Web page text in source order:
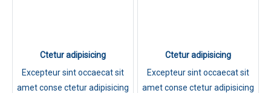
Ctetur adipisicing
Excepteur sint occaecat sit
amet conse ctetur adipisicing
Ctetur adipisicing
Excepteur sint occaecat sit
amet conse ctetur adipisicing